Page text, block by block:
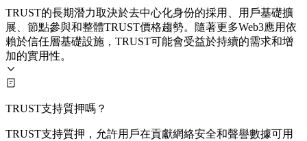
TRUST的長期潛力取決於去中心化身份的採用、用戶基礎擴
展、節點參與和整體TRUST價格趨勢。隨著更多Web3應用依
賴於信任層基礎設施，TRUST可能會受益於持續的需求和增
加的實用性。
TRUST支持質押嗎？
TRUST支持質押，允許用戶在貢獻網絡安全和聲譽數據可用